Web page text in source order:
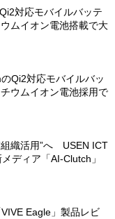
対応モバイルバッテ
ムイオン電池搭載で大
Qi2対応モバイルバッ
ウムイオン電池採用で
組織活用”へ USEN ICT
ディア「AI-Clutch」
Eagle」製品レビ